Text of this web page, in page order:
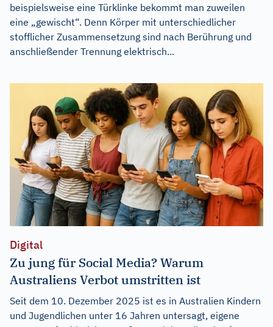
beispielsweise eine Türklinke bekommt man zuweilen
eine „gewischt“. Denn Körper mit unterschiedlicher
stofflicher Zusammensetzung sind nach Berührung und
anschließender Trennung elektrisch...
Digital
Zu jung für Social Media? Warum
Australiens Verbot umstritten ist
Seit dem 10. Dezember 2025 ist es in Australien Kindern
und Jugendlichen unter 16 Jahren untersagt, eigene